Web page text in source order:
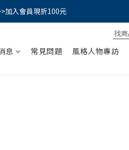
棒閃亮登場✨ 新品上市優惠中！
加入會員現折100元
棒閃亮登場✨ 新品上市優惠中！
息 常見問題 風格人物專訪